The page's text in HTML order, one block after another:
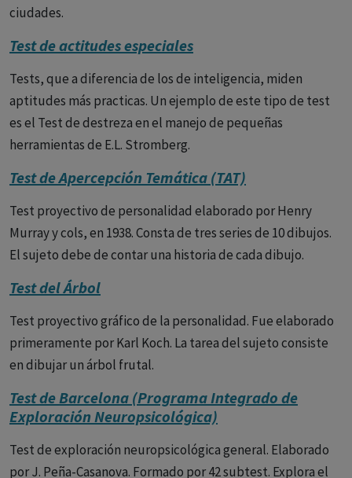
ciudades.
Test de actitudes especiales
Tests, que a diferencia de los de inteligencia, miden
aptitudes más practicas. Un ejemplo de este tipo de test
es el Test de destreza en el manejo de pequeñas
herramientas de E.L. Stromberg.
Test de Apercepción Temática (TAT)
Test proyectivo de personalidad elaborado por Henry
Murray y cols, en 1938. Consta de tres series de 10 dibujos.
El sujeto debe de contar una historia de cada dibujo.
Test del Árbol
Test proyectivo gráfico de la personalidad. Fue elaborado
primeramente por Karl Koch. La tarea del sujeto consiste
en dibujar un árbol frutal.
Test de Barcelona (Programa Integrado de
Exploración Neuropsicológica)
Test de exploración neuropsicológica general. Elaborado
por J. Peña-Casanova. Formado por 42 subtest. Explora el